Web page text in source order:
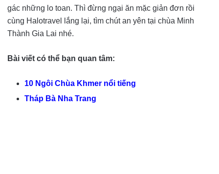
gác những lo toan. Thì đừng ngại ăn mặc giản đơn rồi
cùng Halotravel lắng lại, tìm chút an yên tại chùa Minh
Thành Gia Lai nhé.
Bài viết có thể bạn quan tâm:
10 Ngôi Chùa Khmer nổi tiếng
Tháp Bà Nha Trang